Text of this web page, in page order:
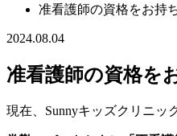
准看護師の資格をお持
2024.08.04
准看護師の資格を
現在、Sunnyキッズクリニッ